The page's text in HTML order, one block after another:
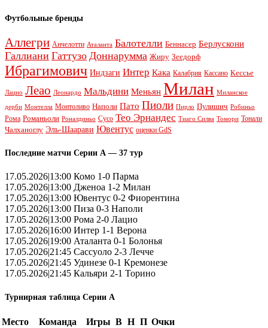
Футбольные бренды
Аллегри Анчелотти Аталанта Балотелли Беннасер Берлускони
Галлиани Гаттузо Доннарумма Жиру Зеедорф
Ибрагимович Индзаги Интер Кака Калабрия Кассано Кессье
Лацио Леао Леонардо Мальдини Меньян Милан Миланское
дерби Монтелла Монтоливо Наполи Пато Пиоли Пирло Пулишич Робиньо
Рома Романьоли Роналдиньо Сусо Тео Эрнандес Тиаго Силва Томори Тонали
Чалханоглу Эль-Шаарави Ювентус оценки GdS
Последние матчи Серии А — 37 тур
17.05.2026|13:00 Комо 1-0 Парма
17.05.2026|13:00 Дженоа 1-2 Милан
17.05.2026|13:00 Ювентус 0-2 Фиорентина
17.05.2026|13:00 Пиза 0-3 Наполи
17.05.2026|13:00 Рома 2-0 Лацио
17.05.2026|16:00 Интер 1-1 Верона
17.05.2026|19:00 Аталанта 0-1 Болонья
17.05.2026|21:45 Сассуоло 2-3 Лечче
17.05.2026|21:45 Удинезе 0-1 Кремонезе
17.05.2026|21:45 Кальяри 2-1 Торино
Турнирная таблица Серии А
Место Команда Игры В Н П Очки